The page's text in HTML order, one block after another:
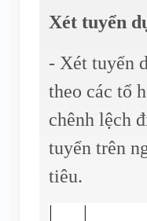
Xét tuyển
- Xét tuyển
theo các tổ
chênh lệch
tuyển trên
tiêu.